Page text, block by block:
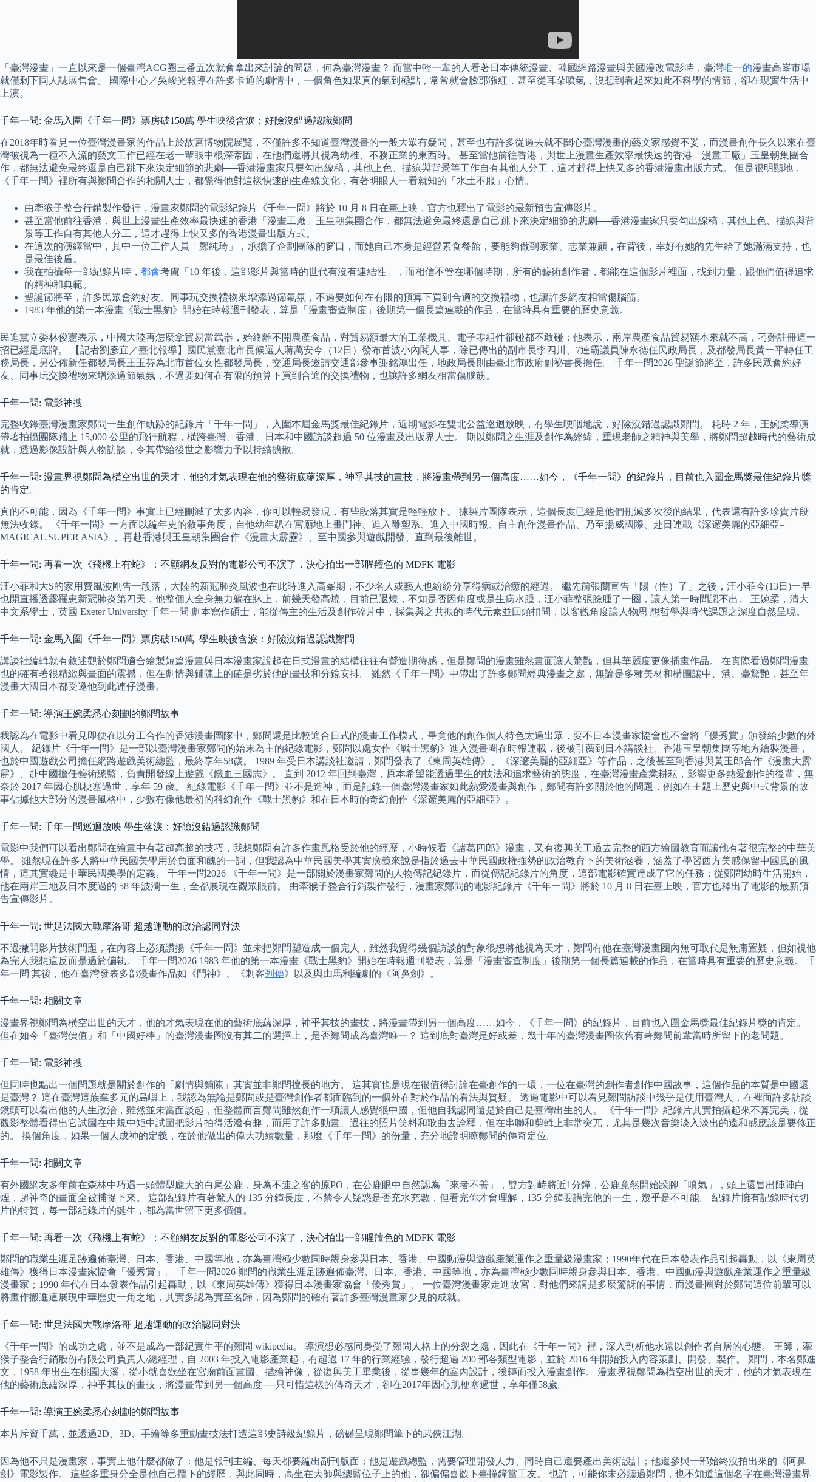
「臺灣漫畫」一直以來是一個臺灣ACG圈三番五次就會拿出來討論的問題，何為臺灣漫畫？ 而當中輕一輩的人看著日本傳統漫畫、韓國網路漫畫與美國漫改電影時，臺灣唯一的漫畫高峯市場
就僅剩下同人誌展售會。 國際中心／吳峻光報導在許多卡通的劇情中，一個角色如果真的氣到極點，常常就會臉部漲紅，甚至從耳朵噴氣，沒想到看起來如此不科學的情節，卻在現實生活中
上演。
千年一問: 金馬入圍《千年一問》票房破150萬 學生映後含淚：好險沒錯過認識鄭問
在2018年時看見一位臺灣漫畫家的作品上於故宮博物院展覽，不僅許多不知道臺灣漫畫的一般大眾有疑問，甚至也有許多從過去就不關心臺灣漫畫的藝文家感覺不妥，而漫畫創作長久以來在臺
灣被視為一種不入流的藝文工作已經在老一輩眼中根深蒂固，在他們還將其視為幼稚、不務正業的東西時。 甚至當他前往香港，與世上漫畫生產效率最快速的香港「漫畫工廠」玉皇朝集團合
作，都無法避免最終還是自己跳下來決定細節的悲劇──香港漫畫家只要勾出線稿，其他上色、描線與背景等工作自有其他人分工，這才趕得上快又多的香港漫畫出版方式。 但是很明顯地，
《千年一問》裡所有與鄭問合作的相關人士，都覺得他對這樣快速的生產線文化，有著明眼人一看就知的「水土不服」心情。
由牽猴子整合行銷製作發行，漫畫家鄭問的電影紀錄片《千年一問》將於 10 月 8 日在臺上映，官方也釋出了電影的最新預告宣傳影片。
甚至當他前往香港，與世上漫畫生產效率最快速的香港「漫畫工廠」玉皇朝集團合作，都無法避免最終還是自己跳下來決定細節的悲劇──香港漫畫家只要勾出線稿，其他上色、描線與背
景等工作自有其他人分工，這才趕得上快又多的香港漫畫出版方式。
在這次的演繹當中，其中一位工作人員「鄭純琦」，承擔了企劃團隊的窗口，而她自己本身是經營素食餐館，要能夠做到家業、志業兼顧，在背後，幸好有她的先生給了她滿滿支持，也
是最佳後盾。
我在拍攝每一部紀錄片時， 都會考慮「10 年後，這部影片與當時的世代有沒有連結性」，而相信不管在哪個時期，所有的藝術創作者，都能在這個影片裡面，找到力量，跟他們值得追求
的精神和典範。
聖誕節將至，許多民眾會約好友、同事玩交換禮物來增添過節氣氛，不過要如何在有限的預算下買到合適的交換禮物，也讓許多網友相當傷腦筋。
1983 年他的第一本漫畫《戰士黑豹》開始在時報週刊發表，算是「漫畫審查制度」後期第一個長篇連載的作品，在當時具有重要的歷史意義。
民進黨立委林俊憲表示，中國大陸再怎麼拿貿易當武器，始終離不開農產食品，對貿易額最大的工業機具、電子零組件卻碰都不敢碰；他表示，兩岸農產食品貿易額本來就不高，刁難註冊這一
招已經是底牌。 【記者劉彥宜／臺北報導】國民黨臺北市長候選人蔣萬安今（12日）發布首波小內閣人事，除已傳出的副市長李四川、7連霸議員陳永德任民政局長，及都發局長黃一平轉任工
務局長，另公佈新任都發局長王玉芬為北市首位女性都發局長，交通局長邀請交通部參事謝銘鴻出任，地政局長則由臺北市政府副祕書長擔任。 千年一問2026 聖誕節將至，許多民眾會約好
友、同事玩交換禮物來增添過節氣氛，不過要如何在有限的預算下買到合適的交換禮物，也讓許多網友相當傷腦筋。
千年一問: 電影神搜
完整收錄臺灣漫畫家鄭問一生創作軌跡的紀錄片「千年一問」，入圍本屆金馬獎最佳紀錄片，近期電影在雙北公益巡迴放映，有學生哽咽地說，好險沒錯過認識鄭問。 耗時 2 年，王婉柔導演
帶著拍攝團隊踏上 15,000 公里的飛行航程，橫跨臺灣、香港、日本和中國訪談超過 50 位漫畫及出版界人士。 期以鄭問之生涯及創作為經緯，重現老師之精神與美學，將鄭問超越時代的藝術成
就，透過影像設計與人物訪談，令其帶給後世之影響力予以持續擴散。
千年一問: 漫畫界視鄭問為橫空出世的天才，他的才氣表現在他的藝術底蘊深厚，神乎其技的畫技，將漫畫帶到另一個高度……如今，《千年一問》的紀錄片，目前也入圍金馬獎最佳紀錄片獎
的肯定。
真的不可能，因為《千年一問》事實上已經刪減了太多內容，你可以輕易發現，有些段落其實是輕輕放下。 據製片團隊表示，這個長度已經是他們刪減多次後的結果，代表還有許多珍貴片段
無法收錄。 《千年一問》一方面以編年史的敘事角度，自他幼年趴在宮廟地上畫門神、進入雕塑系、進入中國時報、自主創作漫畫作品、乃至揚威國際、赴日連載《深邃美麗的亞細亞–
MAGICAL SUPER ASIA》、再赴香港與玉皇朝集團合作《漫畫大霹靂》、至中國參與遊戲開發、直到最後離世。
千年一問: 再看一次《飛機上有蛇》：不顧網友反對的電影公司不演了，決心拍出一部腥羶色的 MDFK 電影
汪小菲和大S的家用費風波剛告一段落，大陸的新冠肺炎風波也在此時進入高峯期，不少名人或藝人也紛紛分享得病或治癒的經過。 繼先前張蘭宣告「陽（性）了」之後，汪小菲今(13日)一早
也開直播透露罹患新冠肺炎第四天，他整個人全身無力躺在牀上，前幾天發高燒，目前已退燒，不知是否因角度或是生病水腫，汪小菲整張臉腫了一圈，讓人第一時間認不出。 王婉柔，清大
中文系學士，英國 Exeter University 千年一問 劇本寫作碩士，能從傳主的生活及創作碎片中，採集與之共振的時代元素並回頭扣問，以客觀角度讓人物思 想哲學與時代課題之深度自然呈現。
千年一問: 金馬入圍《千年一問》票房破150萬 學生映後含淚：好險沒錯過認識鄭問
講談社編輯就有敘述觀於鄭問適合繪製短篇漫畫與日本漫畫家說起在日式漫畫的結構往往有營造期待感，但是鄭問的漫畫雖然畫面讓人驚豔，但其華麗度更像插畫作品。 在實際看過鄭問漫畫
也的確有著很精緻與畫面的震撼，但在劇情與鋪陳上的確是劣於他的畫技和分鏡安排。 雖然《千年一問》中帶出了許多鄭問經典漫畫之處，無論是多種美材和構圖讓中、港、臺驚艷，甚至年
漫畫大國日本都受邀他到此連仔漫畫。
千年一問: 導演王婉柔悉心刻劃的鄭問故事
我認為在電影中看見即便在以分工合作的香港漫畫團隊中，鄭問還是比較適合日式的漫畫工作模式，畢竟他的創作個人特色太過出眾，要不日本漫畫家協會也不會將「優秀賞」頒發給少數的外
國人。 紀錄片《千年一問》是一部以臺灣漫畫家鄭問的始末為主的紀錄電影，鄭問以處女作《戰士黑豹》進入漫畫圈在時報連載，後被引薦到日本講談社、香港玉皇朝集團等地方繪製漫畫，
也於中國遊戲公司擔任網路遊戲美術總監，最終享年58歲。 1989 年受日本講談社邀請，鄭問發表了《東周英雄傳》、《深邃美麗的亞細亞》等作品，之後甚至到香港與黃玉郎合作《漫畫大霹
靂》、赴中國擔任藝術總監，負責開發線上遊戲《鐵血三國志》。 直到 2012 年回到臺灣，原本希望能透過畢生的技法和追求藝術的態度，在臺灣漫畫產業耕耘，影響更多熱愛創作的後輩，無
奈於 2017 年因心肌梗塞過世，享年 59 歲。 紀錄電影《千年一問》並不是造神，而是記錄一個臺灣漫畫家如此熱愛漫畫與創作，鄭問有許多關於他的問題，例如在主題上歷史與中式背景的故
事佔據他大部分的漫畫風格中，少數有像他最初的科幻創作《戰士黑豹》和在日本時的奇幻創作《深邃美麗的亞細亞》。
千年一問: 千年一問巡迴放映 學生落淚：好險沒錯過認識鄭問
電影中我們可以看出鄭問在繪畫中有著超高超的技巧，我想鄭問有許多作畫風格受於他的經歷，小時候看《諸葛四郎》漫畫，又有復興美工過去完整的西方繪圖教育而讓他有著很完整的中華美
學。 雖然現在許多人將中華民國美學用於負面和醜的一詞，但我認為中華民國美學其實廣義來說是指於過去中華民國政權強勢的政治教育下的美術涵養，涵蓋了學習西方美感保留中國風的風
情，這其實纔是中華民國美學的定義。 千年一問2026 《千年一問》是一部關於漫畫家鄭問的人物傳記紀錄片，而從傳記紀錄片的角度，這部電影確實達成了它的任務：從鄭問幼時生活開始，
他在兩岸三地及日本度過的 58 年波瀾一生，全都展現在觀眾眼前。 由牽猴子整合行銷製作發行，漫畫家鄭問的電影紀錄片《千年一問》將於 10 月 8 日在臺上映，官方也釋出了電影的最新預
告宣傳影片。
千年一問: 世足法國大戰摩洛哥 超越運動的政治認同對決
不過撇開影片技術問題，在內容上必須讚揚《千年一問》並未把鄭問塑造成一個完人，雖然我覺得幾個訪談的對象很想將他視為天才，鄭問有他在臺灣漫畫圈內無可取代是無庸置疑，但如視他
為完人我想這反而是過於偏執。 千年一問2026 1983 年他的第一本漫畫《戰士黑豹》開始在時報週刊發表，算是「漫畫審查制度」後期第一個長篇連載的作品，在當時具有重要的歷史意義。 千
年一問 其後，他在臺灣發表多部漫畫作品如《鬥神》、《刺客列傳》以及與由馬利編劇的《阿鼻劍》。
千年一問: 相關文章
漫畫界視鄭問為橫空出世的天才，他的才氣表現在他的藝術底蘊深厚，神乎其技的畫技，將漫畫帶到另一個高度……如今，《千年一問》的紀錄片，目前也入圍金馬獎最佳紀錄片獎的肯定。
但在如今「臺灣價值」和「中國好棒」的臺灣漫畫圈沒有其二的選擇上，是否鄭問成為臺灣唯一？ 這到底對臺灣是好或差，幾十年的臺灣漫畫圈依舊有著鄭問前輩當時所留下的老問題。
千年一問: 電影神搜
但同時也點出一個問題就是關於創作的「劇情與鋪陳」其實並非鄭問擅長的地方。 這其實也是現在很值得討論在臺創作的一環，一位在臺灣的創作者創作中國故事，這個作品的本質是中國還
是臺灣？ 這在臺灣這族羣多元的島嶼上，我認為無論是鄭問或是臺灣創作者都面臨到的一個外在對於作品的看法與質疑。 透過電影中可以看見鄭問訪談中幾乎是使用臺灣人，在裡面許多訪談
鏡頭可以看出他的人生政治，雖然並未當面談起，但整體而言鄭問雖然創作一項讓人感覺很中國，但他自我認同還是於自己是臺灣出生的人。 《千年一問》紀錄片其實拍攝起來不算完美，從
觀影整體看得出它試圖在中規中矩中試圖把影片拍得活潑有趣，而用了許多動畫、過往的照片笑料和歌曲去詮釋，但在串聯和剪輯上非常突兀，尤其是幾次音樂淡入淡出的違和感應該是要修正
的。 換個角度，如果一個人成神的定義，在於他做出的偉大功績數量，那麼《千年一問》的份量，充分地證明瞭鄭問的傳奇定位。
千年一問: 相關文章
有外國網友多年前在森林中巧遇一頭體型龐大的白尾公鹿，身為不速之客的原PO，在公鹿眼中自然認為「來者不善」，雙方對峙將近1分鐘，公鹿竟然開始跺腳「噴氣」，頭上還冒出陣陣白
煙，超神奇的畫面全被捕捉下來。 這部紀錄片有著驚人的 135 分鐘長度，不禁令人疑惑是否充水充數，但看完你才會理解，135 分鐘要講完他的一生，幾乎是不可能。 紀錄片擁有記錄時代切
片的特質，每一部紀錄片的誕生，都為當世留下更多價值。
千年一問: 再看一次《飛機上有蛇》：不顧網友反對的電影公司不演了，決心拍出一部腥羶色的 MDFK 電影
鄭問的職業生涯足跡遍佈臺灣、日本、香港、中國等地，亦為臺灣極少數同時親身參與日本、香港、中國動漫與遊戲產業運作之重量級漫畫家；1990年代在日本發表作品引起轟動，以《東周英
雄傳》獲得日本漫畫家協會「優秀賞」。 千年一問2026 鄭問的職業生涯足跡遍佈臺灣、日本、香港、中國等地，亦為臺灣極少數同時親身參與日本、香港、中國動漫與遊戲產業運作之重量級
漫畫家；1990 年代在日本發表作品引起轟動，以《東周英雄傳》獲得日本漫畫家協會「優秀賞」。 一位臺灣漫畫家走進故宮，對他們來講是多麼驚訝的事情，而漫畫圈對於鄭問這位前輩可以
將畫作搬進這展現中華歷史一角之地，其實多認為實至名歸，因為鄭問的確有著許多臺灣漫畫家少見的成就。
千年一問: 世足法國大戰摩洛哥 超越運動的政治認同對決
《千年一問》的成功之處，並不是成為一部紀實生平的鄭問 wikipedia。 導演想必感同身受了鄭問人格上的分裂之處，因此在《千年一問》裡，深入剖析他永遠以創作者自居的心態。 王師，牽
猴子整合行銷股份有限公司負責人/總經理，自 2003 年投入電影產業起，有超過 17 年的行業經驗，發行超過 200 部各類型電影，並於 2016 年開始投入內容策劃、開發、製作。 鄭問，本名鄭進
文，1958 年出生在桃園大溪，從小就喜歡坐在宮廟前面畫圖、描繪神像，從復興美工畢業後，從事幾年的室內設計，後轉而投入漫畫創作。 漫畫界視鄭問為橫空出世的天才，他的才氣表現在
他的藝術底蘊深厚，神乎其技的畫技，將漫畫帶到另一個高度──只可惜這樣的傳奇天才，卻在2017年因心肌梗塞過世，享年僅58歲。
千年一問: 導演王婉柔悉心刻劃的鄭問故事
本片斥資千萬，並透過2D、3D、手繪等多重動畫技法打造這部史詩級紀錄片，磅礴呈現鄭問筆下的武俠江湖。
因為他不只是漫畫家，事實上他什麼都做了：他是報刊主編、每天都要編出副刊版面；他是遊戲總監，需要管理開發人力、同時自己還要產出美術設計；他還參與一部始終沒拍出來的《阿鼻
劍》電影製作。 這些多重身分全是他自己攬下的經歷，與此同時，高坐在大師與總監位子上的他，卻偏偏喜歡下臺撞鐘當工友。 也許，可能你未必聽過鄭問，也不知道這個名字在臺灣漫畫界